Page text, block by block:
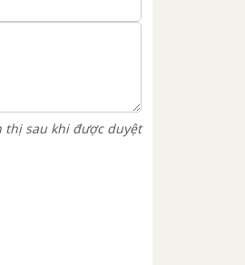
thị sau khi được duyệt